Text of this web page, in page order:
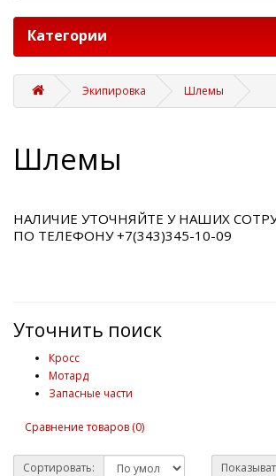
Категории
Экипировка Шлемы
Шлемы
НАЛИЧИЕ УТОЧНЯЙТЕ У НАШИХ
ПО ТЕЛЕФОНУ +7(343)345-10-09
Уточнить поиск
Кросс
Мотард
Запасные части
Сравнение товаров (0)
Сортировать: